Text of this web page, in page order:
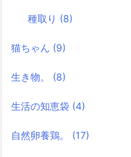
種取り (8)
猫ちゃん (9)
生き物。 (8)
生活の知恵袋 (4)
自然卵養鶏。 (17)